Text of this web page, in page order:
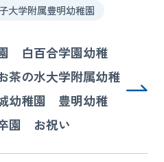
大学附属豊明幼稚園
白百合学園幼稚
の水大学附属幼稚
幼稚園 豊明幼稚
園 お祝い